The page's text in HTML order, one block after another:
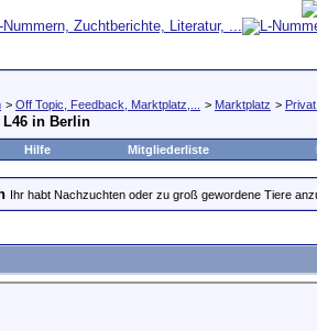
> Off Topic, Feedback, Marktplatz,... > Marktplatz >
L46 in Berlin
Hilfe Mitgliederliste
Ihr habt Nachzuchten oder zu groß gewordene Tiere